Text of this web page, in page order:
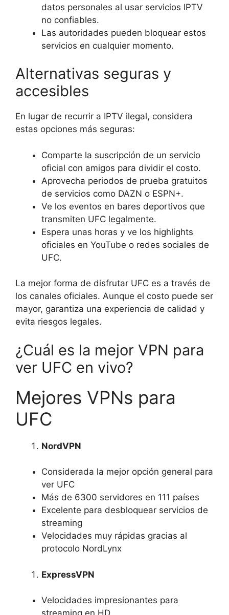
datos personales al usar servicios IPTV
no confiables.
Las autoridades pueden bloquear estos
servicios en cualquier momento.
Alternativas seguras y
accesibles
En lugar de recurrir a IPTV ilegal, considera
estas opciones más seguras:
Comparte la suscripción de un servicio
oficial con amigos para dividir el costo.
Aprovecha periodos de prueba gratuitos
de servicios como DAZN o ESPN+.
Ve los eventos en bares deportivos que
transmiten UFC legalmente.
Espera unas horas y ve los highlights
oficiales en YouTube o redes sociales de
UFC.
La mejor forma de disfrutar UFC es a través de
los canales oficiales. Aunque el costo puede ser
mayor, garantiza una experiencia de calidad y
evita riesgos legales.
¿Cuál es la mejor VPN para
ver UFC en vivo?
Mejores VPNs para
UFC
NordVPN
Considerada la mejor opción general para
ver UFC
Más de 6300 servidores en 111 países
Excelente para desbloquear servicios de
streaming
Velocidades muy rápidas gracias al
protocolo NordLynx
ExpressVPN
Velocidades impresionantes para